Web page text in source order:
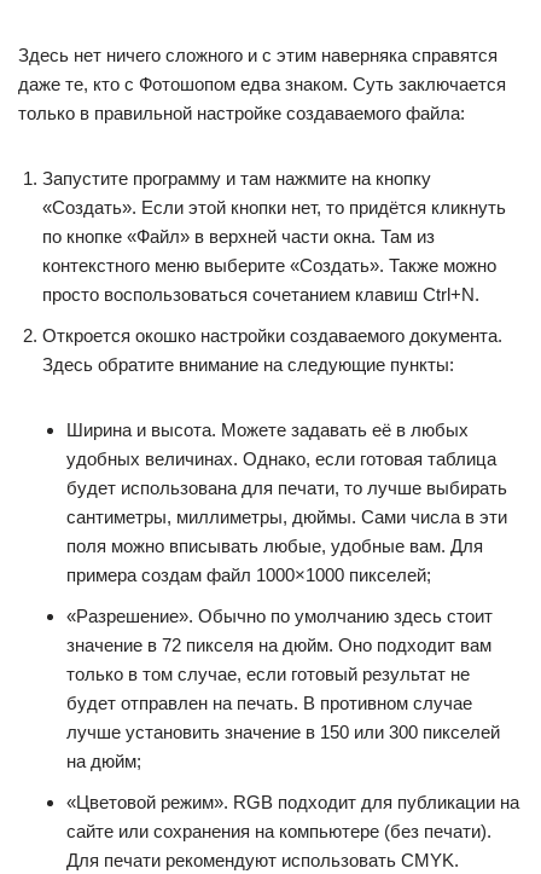
Здесь нет ничего сложного и с этим наверняка справятся
даже те, кто с Фотошопом едва знаком. Суть заключается
только в правильной настройке создаваемого файла:
Запустите программу и там нажмите на кнопку
«Создать». Если этой кнопки нет, то придётся кликнуть
по кнопке «Файл» в верхней части окна. Там из
контекстного меню выберите «Создать». Также можно
просто воспользоваться сочетанием клавиш Ctrl+N.
Откроется окошко настройки создаваемого документа.
Здесь обратите внимание на следующие пункты:
Ширина и высота. Можете задавать её в любых
удобных величинах. Однако, если готовая таблица
будет использована для печати, то лучше выбирать
сантиметры, миллиметры, дюймы. Сами числа в эти
поля можно вписывать любые, удобные вам. Для
примера создам файл 1000×1000 пикселей;
«Разрешение». Обычно по умолчанию здесь стоит
значение в 72 пикселя на дюйм. Оно подходит вам
только в том случае, если готовый результат не
будет отправлен на печать. В противном случае
лучше установить значение в 150 или 300 пикселей
на дюйм;
«Цветовой режим». RGB подходит для публикации на
сайте или сохранения на компьютере (без печати).
Для печати рекомендуют использовать CMYK.